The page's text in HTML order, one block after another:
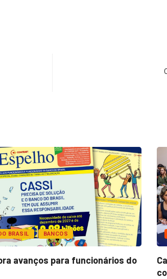
BRASIL BANCOS
avanços para funcionários do